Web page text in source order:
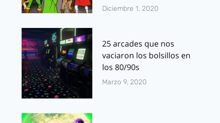
Diciembre 1, 2020
25 arcades que nos
vaciaron los bolsillos en
los 80/90s
Marzo 9, 2020